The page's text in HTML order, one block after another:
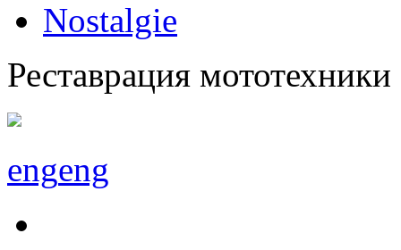
Nostalgie
Реставрация мототехники
engeng